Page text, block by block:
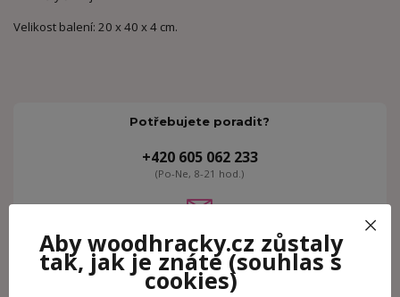
Velikost balení: 20 x 40 x 4 cm.
Potřebujete poradit?
+420 605 062 233
(Po-Ne, 8-21 hod.)
Zboží zařazeno v kategoriích
Aby woodhracky.cz zůstaly
tak, jak je znáte(souhlas s
cookies)